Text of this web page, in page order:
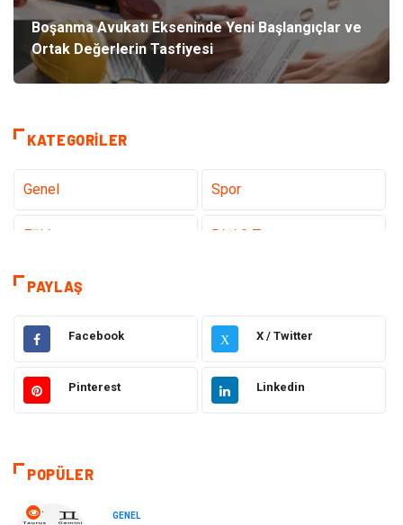
Boşanma Avukatı Ekseninde Yeni Başlangıçlar ve
Ortak Değerlerin Tasfiyesi
KATEGORILER
Genel Spor
Eğitim Dizi & Tv
Dünya'dan Haberler
Müzik İnternet
Ülkemizden Haberler Politika & Siyaset
Akıllı Telefon
Soru-Cevap
PAYLAŞ
Facebook X X / Twitter
Pinterest Linkedin
POPÜLER
GENEL